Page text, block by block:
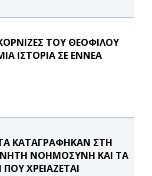
ΤΟΥ ΘΕΟΦΙΛΟΥ
ΙΣΤΟΡΙΑ ΣΕ ΕΝΝΕΑ
ΚΑΤΑΓΡΑΦΗΚΑΝ ΣΤΗ
ΝΟΗΜΟΣΥΝΗ ΚΑΙ ΤΑ
ΠΟΥ ΧΡΕΙΑΖΕΤΑΙ